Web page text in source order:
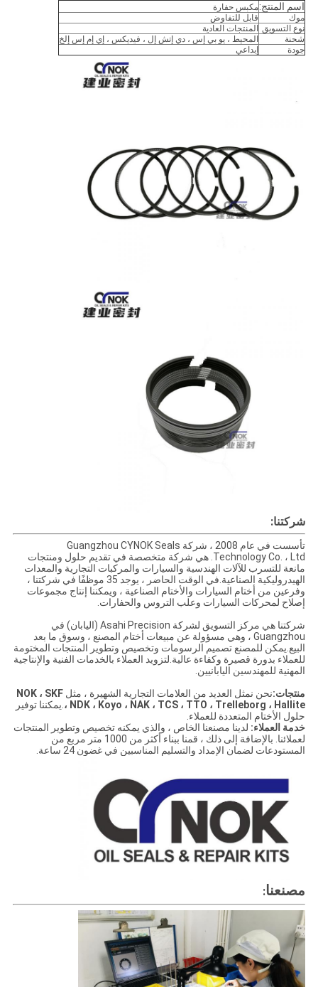
اسم المنتج:مكبس حفارة
موك
قابل للتفاوض
نوع التسويق
المنتجات العادية
شحنة
المحيط ، يو بي إس ، دي إتش إل ، فيديكس ، إي إم إس إلخ
جودة
إبداعي
شركتنا:
تأسست في عام 2008 ، شركة Guangzhou CYNOK Seals
Technology Co. ، Ltd. هي شركة متخصصة في تقديم حلول ومنتجات
مانعة للتسرب للآلات الهندسية والسيارات والمركبات التجارية والمعدات
الهيدروليكية الصناعية.في الوقت الحاضر ، يوجد 35 موظفًا في شركتنا ،
وفرعين من أختام السيارات والأختام الصناعية ، ويمكننا إنتاج مجموعات
إصلاح لمحركات السيارات وعلب التروس والحفارات.
شركتنا هي مركز التسويق لشركة Asahi Precision (اليابان) في
Guangzhou ، وهي مسؤولة عن مبيعات أختام المصنع ، وسوق ما بعد
البيع.يمكن للمصنع تصميم الرسومات وتخصيص وتطوير المنتجات المختومة
للعملاء بدورة قصيرة وكفاءة عالية.لتزويد العملاء بالخدمات الفنية والإنتاجية
المهنية للمهندسين اليابانيين.
منتجات:نحن نمثل العديد من العلامات التجارية الشهيرة ، مثل NOK ، SKF
، NDK ، Koyo ، NAK ، TCS ، TTO ، Trelleborg ، Hallite.يمكننا توفير
حلول الأختام المتعددة للعملاء.
خدمة العملاء: لدينا مصنعنا الخاص ، والذي يمكنه تخصيص وتطوير المنتجات
لعملائنا. بالإضافة إلى ذلك ، قمنا ببناء أكثر من 1000 متر مربع من
المستودعات لضمان الإمداد والتسليم المناسبين في غضون 24 ساعة.
مصنعنا: